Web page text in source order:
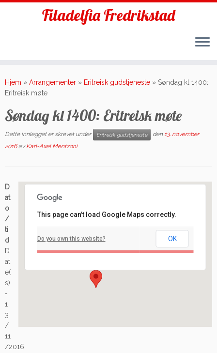
to
content
Filadelfia Fredrikstad
Hjem » Arrangementer » Eritreisk gudstjeneste » Søndag kl 1400:
Eritreisk møte
Søndag kl 1400: Eritreisk møte
Dette innlegget er skrevet under Eritreisk gudstjeneste den 13. november
2016 avKarl-Axel Mentzoni
Arrangement
This page can't load Google Maps correctly.
Do you own this website? OK
D
at
o
/
ti
d
D
at
e(
s)
-
1
3
/
11
/2016